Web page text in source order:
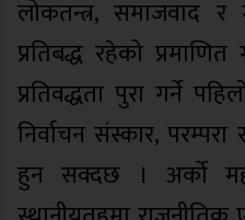
लोकतन्त्र, समाजवाद
प्रतिबद्ध रहेको
प्रतिवद्धता पुरा गर्ने
निर्वाचन संस्कार, परम्परा
हुन सक्दछ । अर्को